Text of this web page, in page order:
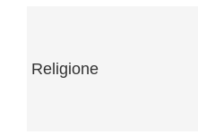
Religione